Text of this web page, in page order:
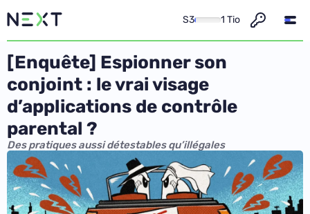
S3 1 Tio
[Enquête] Espionner son
conjoint : le vrai visage
d’applications de contrôle
parental ?
Des pratiques aussi détestables qu’illégales